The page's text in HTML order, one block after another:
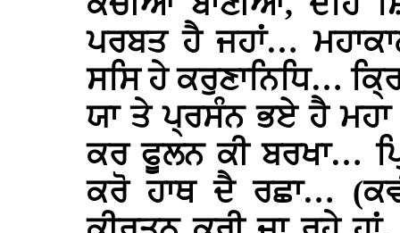
ਪਰਬਤ ਹੈ ਜਹਾਂ…
ਸਸਿ ਹੇ ਕਰੁਣਾਨਿਧਿ…
ਯਾ ਤੇ ਪ੍ਰਸੰਨ ਭਏ ਹੈ
ਕਰ ਫੂਲਨ ਕੀ ਬਰਖਾ…
ਕਰੋ ਹਾਥ ਦੈ ਰਛਾ…